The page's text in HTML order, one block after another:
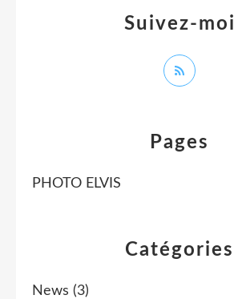
Catégories
News (3)
Pages
PHOTO ELVIS
Suivez-moi